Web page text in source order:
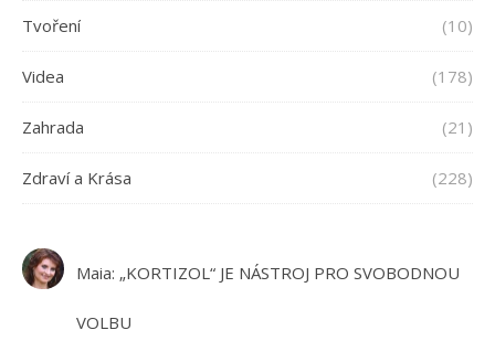
Tvoření (10)
Videa (178)
Zahrada (21)
Zdraví a Krása (228)
Maia: „KORTIZOL“ JE NÁSTROJ PRO SVOBODNOU
VOLBU